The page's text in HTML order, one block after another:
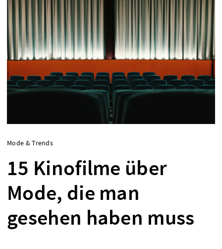
Mode & Trends
15 Kinofilme über
Mode, die man
gesehen haben muss